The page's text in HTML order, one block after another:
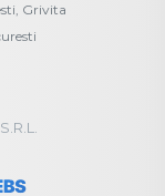
Grivita